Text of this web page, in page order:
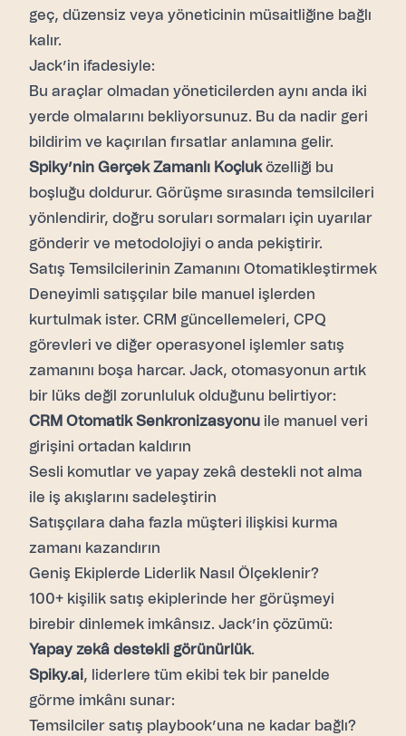
geç, düzensiz veya yöneticinin müsaitliğine bağlı
kalır.
Jack’in ifadesiyle:
Bu araçlar olmadan yöneticilerden aynı anda iki
yerde olmalarını bekliyorsunuz. Bu da nadir geri
bildirim ve kaçırılan fırsatlar anlamına gelir.
Spiky’nin Gerçek Zamanlı Koçluközelliği bu
boşluğu doldurur. Görüşme sırasında temsilcileri
yönlendirir, doğru soruları sormaları için uyarılar
gönderir ve metodolojiyi o anda pekiştirir.
Satış Temsilcilerinin Zamanını Otomatikleştirmek
Deneyimli satışçılar bile manuel işlerden
kurtulmak ister. CRM güncellemeleri, CPQ
görevleri ve diğer operasyonel işlemler satış
zamanını boşa harcar. Jack, otomasyonun artık
bir lüks değil zorunluluk olduğunu belirtiyor:
CRM Otomatik Senkronizasyonu ile manuel veri
girişini ortadan kaldırın
Sesli komutlar ve yapay zekâ destekli not alma
ile iş akışlarını sadeleştirin
Satışçılara daha fazla müşteri ilişkisi kurma
zamanı kazandırın
Geniş Ekiplerde Liderlik Nasıl Ölçeklenir?
100+ kişilik satış ekiplerinde her görüşmeyi
birebir dinlemek imkânsız. Jack’in çözümü:
Yapay zekâ destekli görünürlük.
Spiky.ai, liderlere tüm ekibi tek bir panelde
görme imkânı sunar:
Temsilciler satış playbook’una ne kadar bağlı?